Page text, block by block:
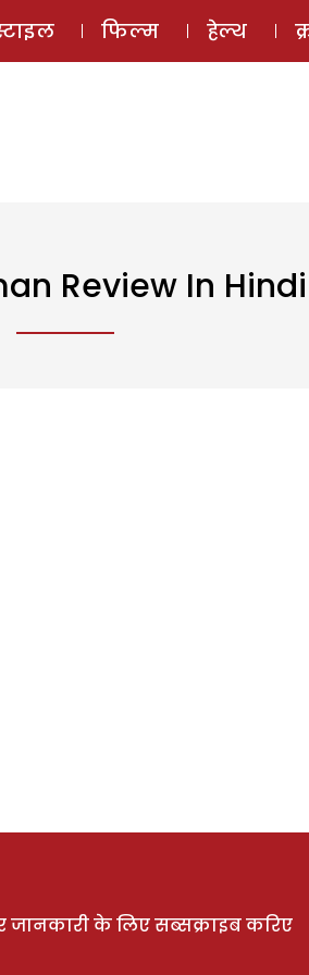
ई-मैगज़ीन
फिल्म हेल्थ
Review In Hindi
जानकारी के लिए सब्सक्राइब करिए